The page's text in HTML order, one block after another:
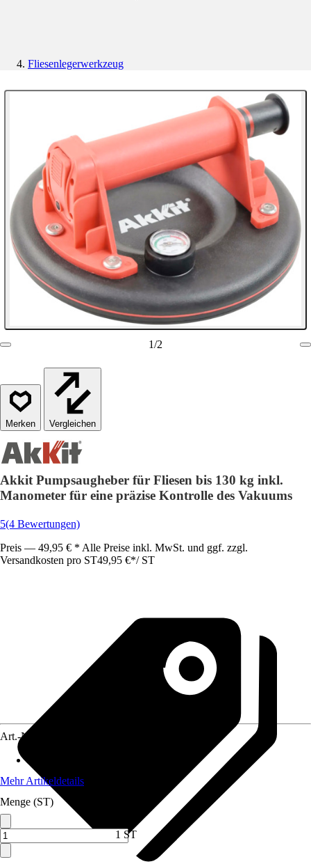
Fliesenlegerwerkzeug
1/2
Vergleichen
Akkit Pumpsaugheber für Fliesen bis 130 kg inkl.
Manometer für eine präzise Kontrolle des Vakuums
5(4 Bewertungen)
Preis — 49,95 € * Alle Preise inkl. MwSt. und ggf. zzgl.
Versandkosten pro ST49,95 €*/ ST
Art.-Nr.
Mehr Artikeldetails
Menge (ST)
1 ST